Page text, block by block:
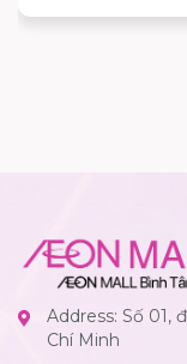
Address: Số 01,
Chí Minh